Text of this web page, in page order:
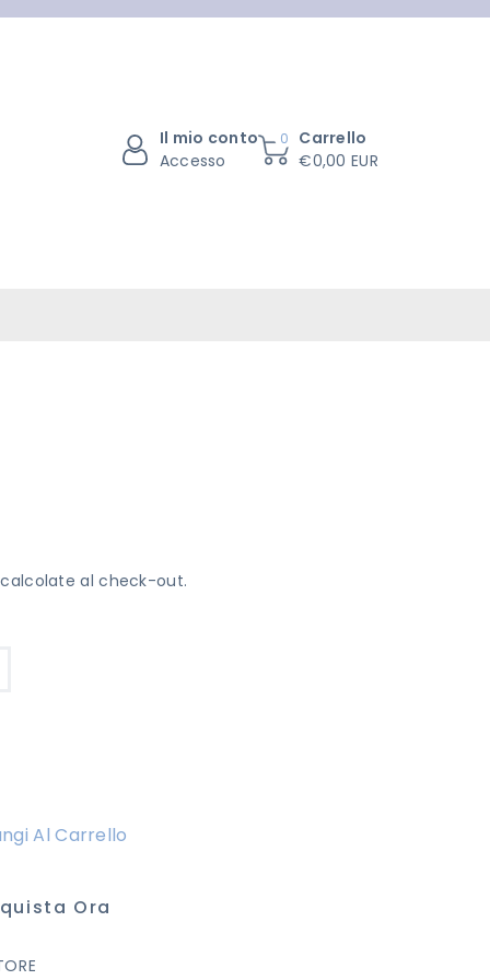
Il mio conto
Accesso
0
Carrello
€0,00 EUR
al check-out.
Al Carrello
Ora